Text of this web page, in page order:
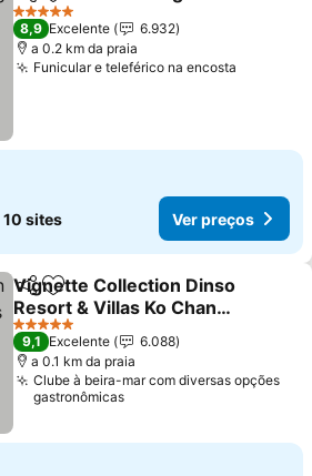
5 Estrelas
8,9 Excelente
6.932
a 0.2 km da praia
Funicular e teleférico na encosta
10 sites Ver preços
PartilharAdicionar aos favoritos
Vignette Collection Dinso
Resort & Villas Ko Chang
By Ihg
5 Estrelas
9,1 Excelente
6.088
a 0.1 km da praia
Clube à beira-mar com diversas opções
gastronômicas